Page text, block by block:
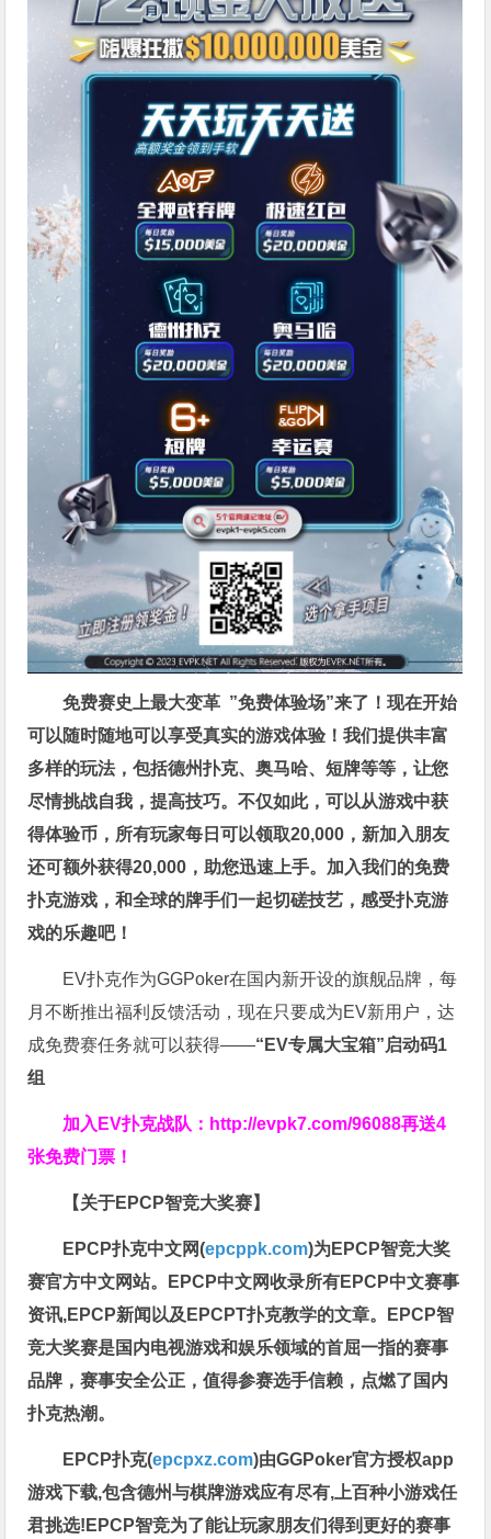
免费赛史上最大变革 ”免费体验场”来了！现在开始
可以随时随地可以享受真实的游戏体验！我们提供丰富
多样的玩法，包括德州扑克、奥马哈、短牌等等，让您
尽情挑战自我，提高技巧。不仅如此，可以从游戏中获
得体验币，所有玩家每日可以领取20,000，新加入朋友
还可额外获得20,000，助您迅速上手。 加入我们的免费
扑克游戏，和全球的牌手们一起切磋技艺，感受扑克游
戏的乐趣吧！
EV扑克作为GGPoker在国内新开设的旗舰品牌，每
月不断推出福利反馈活动，现在只要成为EV新用户，达
成免费赛任务就可以获得——“EV专属大宝箱”启动码1
组
加入EV扑克战队： http://evpk7.com/96088再送4
张免费门票！
【关于EPCP智竞大奖赛】
EPCP扑克中文网(epcppk.com)为EPCP智竞大奖
赛官方中文网站。EPCP中文网收录所有EPCP中文赛事
资讯,EPCP新闻以及EPCPT扑克教学的文章。EPCP智
竞大奖赛是国内电视游戏和娱乐领域的首屈一指的赛事
品牌，赛事安全公正，值得参赛选手信赖，点燃了国内
扑克热潮。
EPCP扑克(epcpxz.com)由GGPoker官方授权app
游戏下载,包含德州与棋牌游戏应有尽有,上百种小游戏任
君挑选!EPCP智竞为了能让玩家朋友们得到更好的赛事